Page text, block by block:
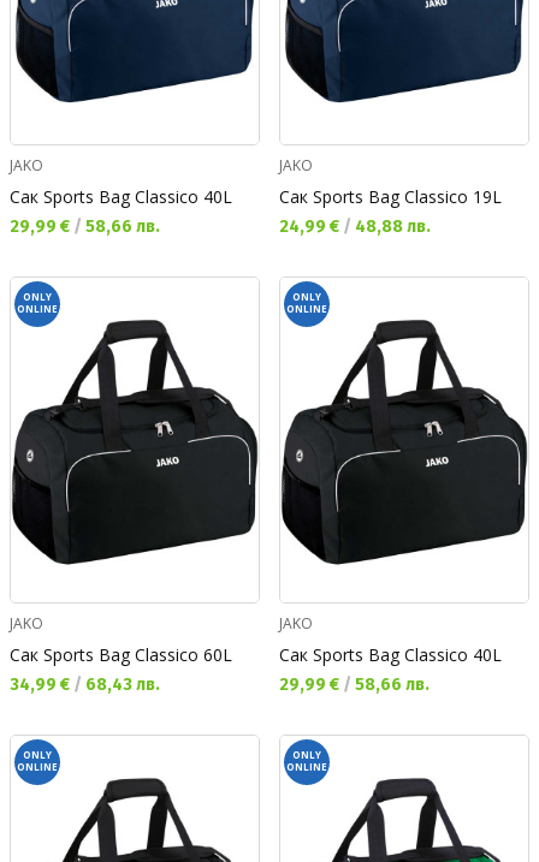
JAKO
Сак Sports Bag Classico 40L
Текуща цена:
29,99 € / 58,66 лв.
JAKO
Сак Sports Bag Classico 19L
Текуща цена:
24,99 € / 48,88 лв.
ONLY
ONLINE
JAKO
Сак Sports Bag Classico 60L
Текуща цена:
34,99 € / 68,43 лв.
ONLY
ONLINE
JAKO
Сак Sports Bag Classico 40L
Текуща цена:
29,99 € / 58,66 лв.
ONLY
ONLINE
ONLY
ONLINE